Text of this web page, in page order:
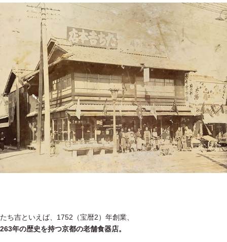
たち吉といえば、1752（宝暦2）年創業、
263年の歴史を持つ京都の老舗食器店。